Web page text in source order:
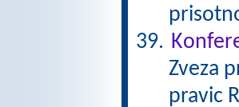
Zveza
pravic